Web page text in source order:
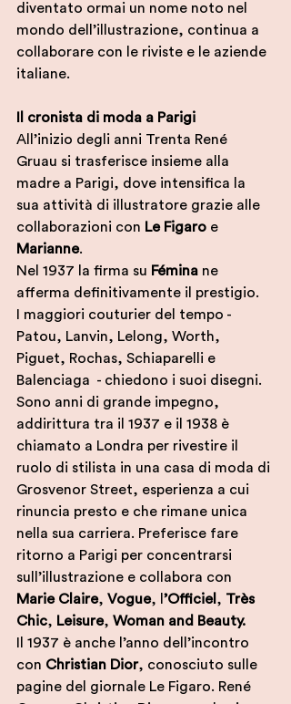
diventato ormai un nome noto nel
mondo dell’illustrazione, continua a
collaborare con le riviste e le aziende
italiane.
Il cronista di moda a Parigi
All’inizio degli anni Trenta René
Gruau si trasferisce insieme alla
madre a Parigi, dove intensifica la
sua attività di illustratore grazie alle
collaborazioni con Le Figaro e
Marianne.
Nel 1937 la firma su Fémina ne
afferma definitivamente il prestigio.
I maggiori couturier del tempo -
Patou, Lanvin, Lelong, Worth,
Piguet, Rochas, Schiaparelli e
Balenciaga  - chiedono i suoi disegni.
Sono anni di grande impegno,
addirittura tra il 1937 e il 1938 è
chiamato a Londra per rivestire il
ruolo di stilista in una casa di moda di
Grosvenor Street, esperienza a cui
rinuncia presto e che rimane unica
nella sua carriera. Preferisce fare
ritorno a Parigi per concentrarsi
sull’illustrazione e collabora con
Marie Claire, Vogue, l ’Officiel , Très
Chic, Leisure, Woman and Beauty.
Il 1937 è anche l’anno dell’incontro
con Christian Dior, conosciuto sulle
pagine del giornale Le Figaro. René